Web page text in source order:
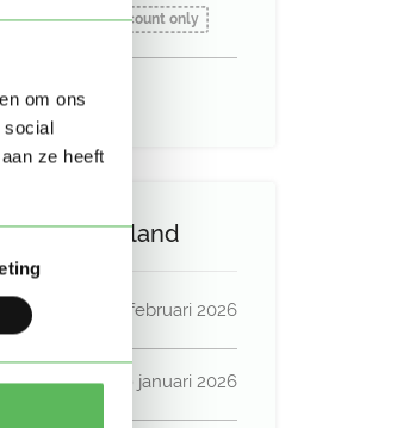
om ons
social
ze heeft
vanaf: Account only
Account only
op Oppasland
12 februari 2026
19 januari 2026